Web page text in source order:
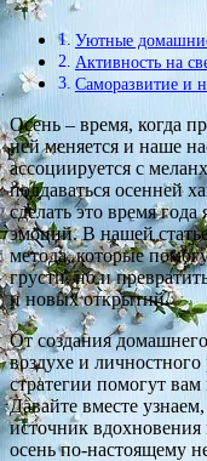
Уютные
Активность на
Саморазвитие и
Осень – время, когда
ней меняется и наше
ассоциируется с
поддаваться осенней
сделать это время
эмоций. В нашей
метода, которые
грусти, но и
и новых открытий.
От создания
воздухе и
стратегии помогут
Давайте вместе
источник вдохновения
осень по-настоящему